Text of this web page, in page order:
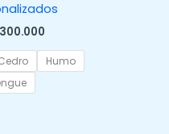
Humo